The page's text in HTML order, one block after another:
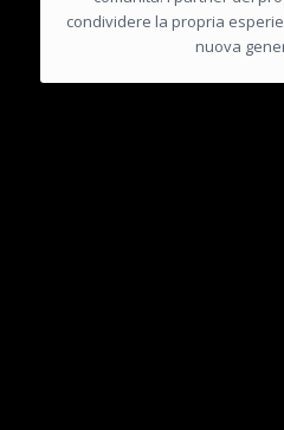
condividere la propria
nuova